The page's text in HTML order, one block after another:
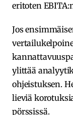
eritoten
Jos
ylittää
ohjeistuksen.
lieviä
pörssissä.